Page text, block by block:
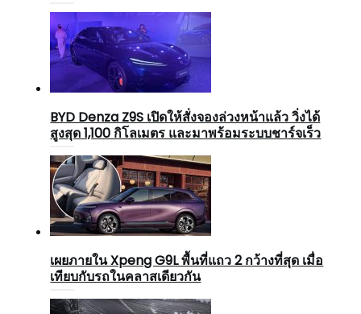
BYD Denza Z9S เปิดให้สั่งจองล่วงหน้าแล้ว วิ่งได้
สูงสุด 1,100 กิโลเมตร และมาพร้อมระบบชาร์จเร็ว
เผยภายใน Xpeng G9L พื้นที่แถว 2 กว้างที่สุด เมื่อ
เทียบกับรถในคลาสเดียวกัน